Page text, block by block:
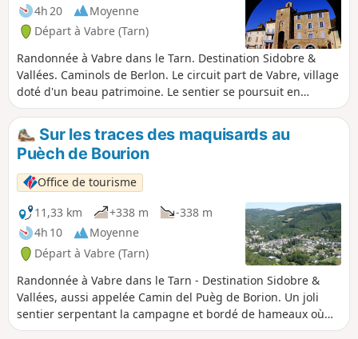
4h 20
Moyenne
Départ à Vabre (Tarn)
Randonnée à Vabre dans le Tarn. Destination Sidobre &
Vallées. Caminols de Berlon. Le circuit part de Vabre, village
doté d'un beau patrimoine. Le sentier se poursuit en
suivant la vallée du Gijou puis celle du Berlou et ses jolis
hameaux. Après La Reloc, le circuit quitte la vallée pour
monter à travers la forêt vers les crêtes. Des crêtes, en
descendant vers Vabre, vous pourrez apprécier les points
de vue sur la vallée du Berlou, la forêt de Montagnol, puis
la vallée du Gijou et Vabre. À Vabre, vous découvrirez un
riche patrimoine : "Trauc de la Campana" (beffroi du XIIIe
siècle), temple (un des plus grands de France), maisons
classées du XVIIe siècle, Pont Neuf (1850), exposition
maquis (en juillet et août le matin) lavoirs..
Sur les traces des maquisards au
Puèch de Bourion
Office de tourisme
11,33 km
+338 m
-338 m
4h 10
Moyenne
Départ à Vabre (Tarn)
Randonnée à Vabre dans le Tarn - Destination Sidobre &
Vallées, aussi appelée Camin del Puèg de Borion. Un joli
sentier serpentant la campagne et bordé de hameaux où
vous profiterez de plusieurs beaux panoramas. Après le